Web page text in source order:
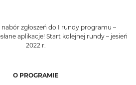
zgłoszeń do I rundy programu –
aplikacje! Start kolejnej rundy – jesień
2022 r.
O PROGRAMIE